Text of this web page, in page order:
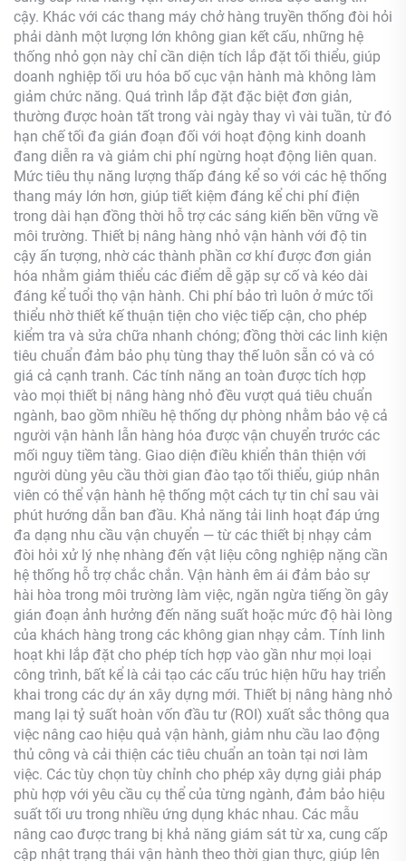
cậy. Khác với các thang máy chở hàng truyền thống đòi hỏi
phải dành một lượng lớn không gian kết cấu, những hệ
thống nhỏ gọn này chỉ cần diện tích lắp đặt tối thiểu, giúp
doanh nghiệp tối ưu hóa bố cục vận hành mà không làm
giảm chức năng. Quá trình lắp đặt đặc biệt đơn giản,
thường được hoàn tất trong vài ngày thay vì vài tuần, từ đó
hạn chế tối đa gián đoạn đối với hoạt động kinh doanh
đang diễn ra và giảm chi phí ngừng hoạt động liên quan.
Mức tiêu thụ năng lượng thấp đáng kể so với các hệ thống
thang máy lớn hơn, giúp tiết kiệm đáng kể chi phí điện
trong dài hạn đồng thời hỗ trợ các sáng kiến bền vững về
môi trường. Thiết bị nâng hàng nhỏ vận hành với độ tin
cậy ấn tượng, nhờ các thành phần cơ khí được đơn giản
hóa nhằm giảm thiểu các điểm dễ gặp sự cố và kéo dài
đáng kể tuổi thọ vận hành. Chi phí bảo trì luôn ở mức tối
thiểu nhờ thiết kế thuận tiện cho việc tiếp cận, cho phép
kiểm tra và sửa chữa nhanh chóng; đồng thời các linh kiện
tiêu chuẩn đảm bảo phụ tùng thay thế luôn sẵn có và có
giá cả cạnh tranh. Các tính năng an toàn được tích hợp
vào mọi thiết bị nâng hàng nhỏ đều vượt quá tiêu chuẩn
ngành, bao gồm nhiều hệ thống dự phòng nhằm bảo vệ cả
người vận hành lẫn hàng hóa được vận chuyển trước các
mối nguy tiềm tàng. Giao diện điều khiển thân thiện với
người dùng yêu cầu thời gian đào tạo tối thiểu, giúp nhân
viên có thể vận hành hệ thống một cách tự tin chỉ sau vài
phút hướng dẫn ban đầu. Khả năng tải linh hoạt đáp ứng
đa dạng nhu cầu vận chuyển — từ các thiết bị nhạy cảm
đòi hỏi xử lý nhẹ nhàng đến vật liệu công nghiệp nặng cần
hệ thống hỗ trợ chắc chắn. Vận hành êm ái đảm bảo sự
hài hòa trong môi trường làm việc, ngăn ngừa tiếng ồn gây
gián đoạn ảnh hưởng đến năng suất hoặc mức độ hài lòng
của khách hàng trong các không gian nhạy cảm. Tính linh
hoạt khi lắp đặt cho phép tích hợp vào gần như mọi loại
công trình, bất kể là cải tạo các cấu trúc hiện hữu hay triển
khai trong các dự án xây dựng mới. Thiết bị nâng hàng nhỏ
mang lại tỷ suất hoàn vốn đầu tư (ROI) xuất sắc thông qua
việc nâng cao hiệu quả vận hành, giảm nhu cầu lao động
thủ công và cải thiện các tiêu chuẩn an toàn tại nơi làm
việc. Các tùy chọn tùy chỉnh cho phép xây dựng giải pháp
phù hợp với yêu cầu cụ thể của từng ngành, đảm bảo hiệu
suất tối ưu trong nhiều ứng dụng khác nhau. Các mẫu
nâng cao được trang bị khả năng giám sát từ xa, cung cấp
cập nhật trạng thái vận hành theo thời gian thực, giúp lên